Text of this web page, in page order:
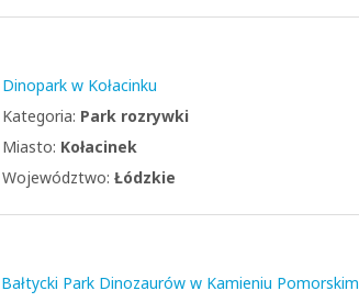
Dinopark w Kołacinku
Kategoria: Park rozrywki
Miasto: Kołacinek
Województwo: Łódzkie
Bałtycki Park Dinozaurów w Kamieniu Pomorskim